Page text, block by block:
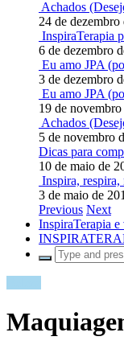
Achados
24 de dezembro
InspiraTerapia
6 de dezembro
Eu amo JPA
3 de dezembro
Eu amo JPA
19 de
Achados
5 de novembro
Dicas para
10 de maio de
Inspira, respira,
3 de maio de
Previous Next
InspiraTerapia e